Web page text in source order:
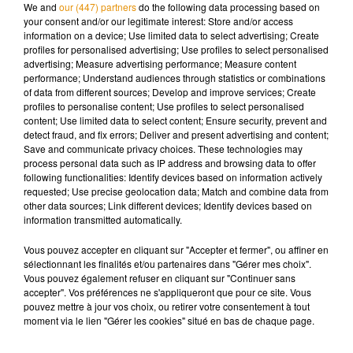
soit reversée sous forme de subventions.
Musique
6 août 2026
Pomme emprunte le décor de l’émission
« Loups Garous » pour son...
6 août 2026
La version réécrite de « Beautiful Day »
interprétée lors des...
We and our (447) partnersdo the following data processing based on
your consent and/or our legitimate interest: Store and/or access
information on a device; Use limited data to select advertising; Create
profiles for personalised advertising; Use profiles to select personalised
advertising; Measure advertising performance; Measure content
performance; Understand audiences through statistics or combinations
of data from different sources; Develop and improve services; Create
profiles to personalise content; Use profiles to select personalised
content; Use limited data to select content; Ensure security, prevent and
detect fraud, and fix errors; Deliver and present advertising and content;
Save and communicate privacy choices. These technologies may
process personal data such as IP address and browsing data to offer
following functionalities: Identify devices based on information actively
requested; Use precise geolocation data; Match and combine data from
other data sources; Link different devices; Identify devices based on
information transmitted automatically.
Vous pouvez accepter en cliquant sur "Accepter et fermer", ou affiner en
sélectionnant les finalités et/ou partenaires dans "Gérer mes choix".
Vous pouvez également refuser en cliquant sur "Continuer sans
accepter". Vos préférences ne s'appliqueront que pour ce site. Vous
pouvez mettre à jour vos choix, ou retirer votre consentement à tout
moment via le lien "Gérer les cookies" situé en bas de chaque page.